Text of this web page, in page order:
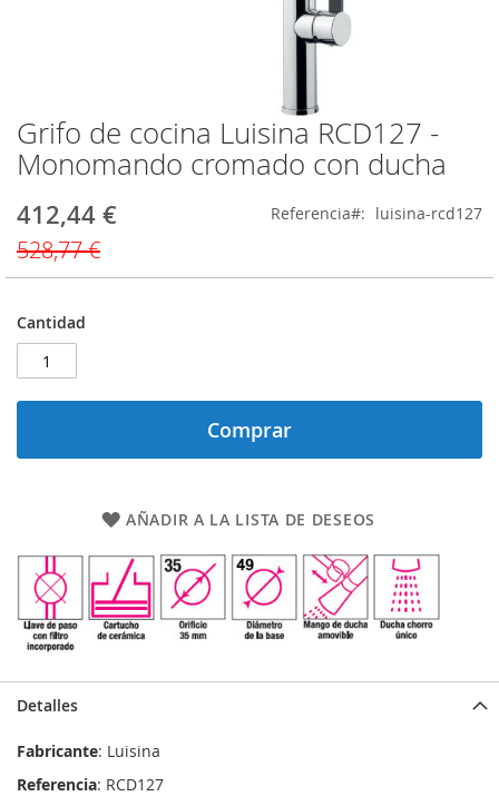
Grifo de cocina Luisina RCD127 -
Monomando cromado con ducha
Precio
412,44 €
528,77 €
Referencia luisina-rcd127
Cantidad
Comprar
AÑADIR A LA LISTA DE DESEOS
Saltar
al
comienzo
la
galería
de
imágenes
Detalles
Fabricante: Luisina
Referencia: RCD127